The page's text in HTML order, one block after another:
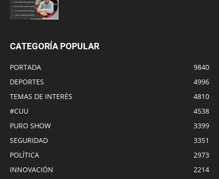
CATEGORÍA POPULAR
PORTADA
9840
DEPORTES
4996
TEMAS DE INTERÉS
4810
#CUU
4538
PURO SHOW
3399
SEGURIDAD
3351
POLÍTICA
2973
INNOVACIÓN
2214